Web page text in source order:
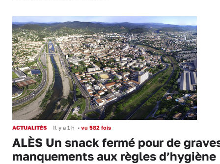
ACTUALITÉS Il y a 1 h • vu 582 fois
ALÈS Un snack fermé pour de
manquements aux règles d’hygiène